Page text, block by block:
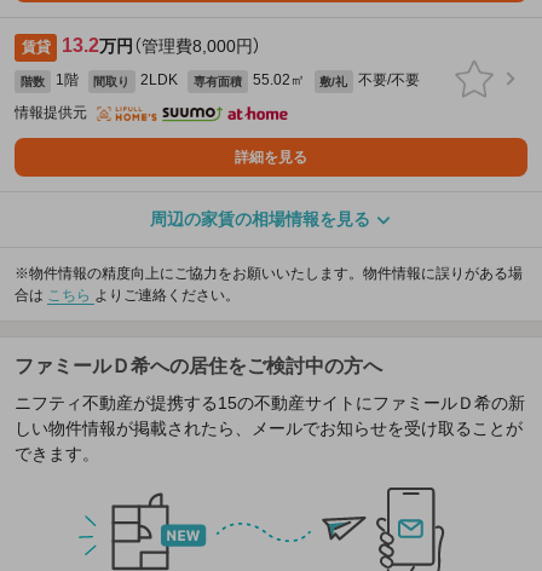
賃貸 13.2万円 （管理費8,000円）
階数 1階 間取り 2LDK 専有面積 55.02㎡ 敷/礼
不要/不要
情報提供元
詳細を見る
周辺の家賃の相場情報を見る
※物件情報の精度向上にご協力をお願いいたします。物件情報に誤りがある場
合は こちら よりご連絡ください。
ファミールＤ希への居住をご検討中の方へ
ニフティ不動産が提携する15の不動産サイトにファミールＤ希の新
しい物件情報が掲載されたら、メールでお知らせを受け取ることが
できます。